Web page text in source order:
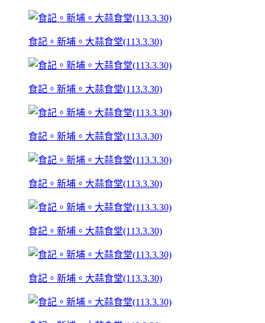
食記。新埔。大蒜食堂(113.3.30)
食記。新埔。大蒜食堂(113.3.30)
食記。新埔。大蒜食堂(113.3.30)
食記。新埔。大蒜食堂(113.3.30)
食記。新埔。大蒜食堂(113.3.30)
食記。新埔。大蒜食堂(113.3.30)